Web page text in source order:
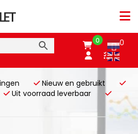
0
0
Nieuw en gebruikt
Uit voorraad leverbaar